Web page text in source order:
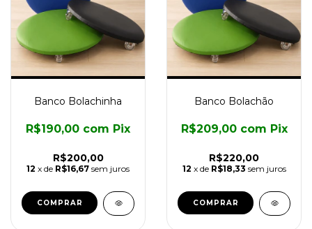
Banco Bolachinha
R$200,00
R$190,00 com Pix
12 x de R$16,67 sem juros
COMPRAR
Banco Bolachão
R$220,00
R$209,00 com Pix
12 x de R$18,33 sem juros
COMPRAR